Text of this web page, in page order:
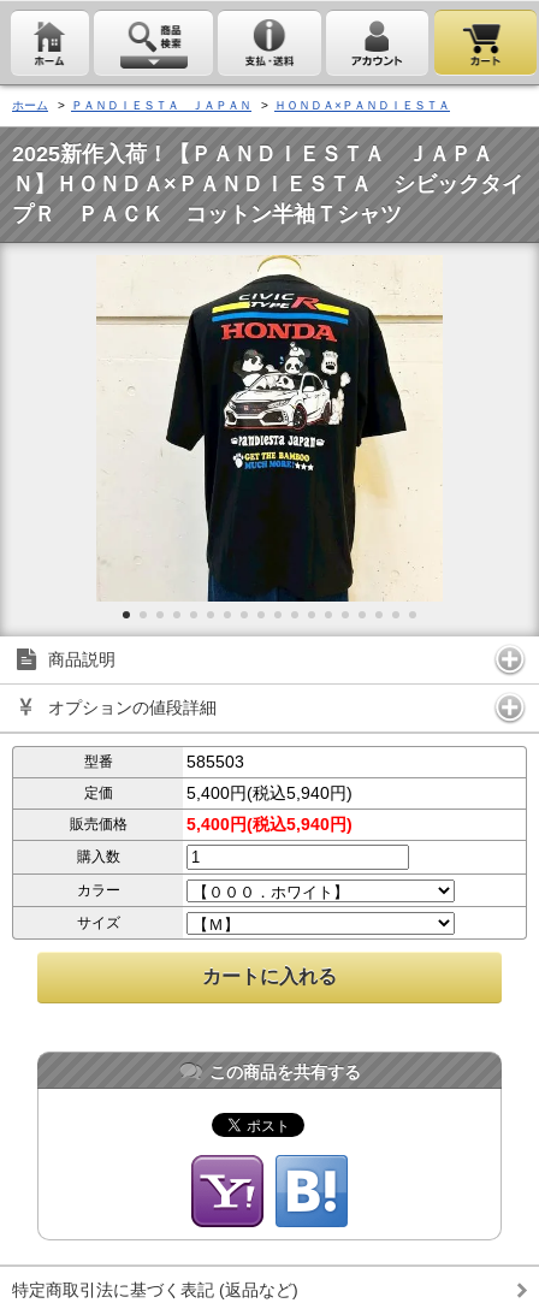
ホーム > ＰＡＮＤＩＥＳＴＡ ＪＡＰＡＮ > ＨＯＮＤＡ×ＰＡＮＤＩＥＳＴＡ
2025新作入荷！【ＰＡＮＤＩＥＳＴＡ ＪＡＰＡ
Ｎ】ＨＯＮＤＡ×ＰＡＮＤＩＥＳＴＡ シビックタイ
プＲ ＰＡＣＫ コットン半袖Ｔシャツ
商品説明
オプションの値段詳細
型番 585503
定価 5,400円(税込5,940円)
販売価格 5,400円(税込5,940円)
購入数
カラー
サイズ
この商品を共有する
特定商取引法に基づく表記 (返品など)